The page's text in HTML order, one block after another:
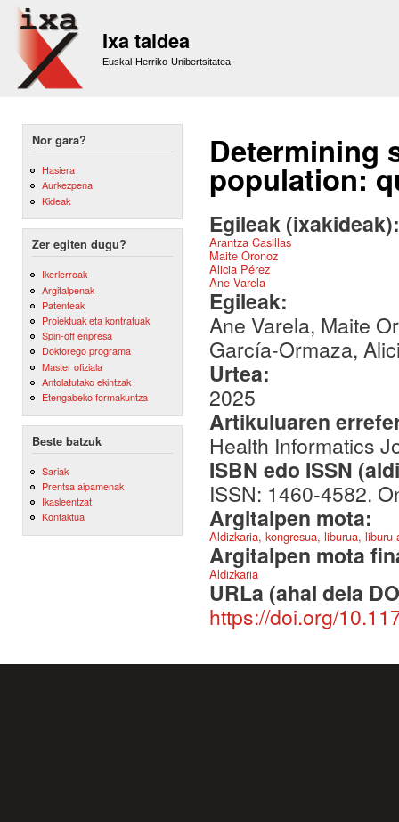
Ixa taldea
Euskal Herriko Unibertsitatea
Nor gara?
Hasiera
Aurkezpena
Kideak
Zer egiten dugu?
Ikerlerroak
Argitalpenak
Patenteak
Proiektuak eta kontratuak
Spin-off enpresa
Doktorego programa
Master ofiziala
Antolatutako ekintzak
Etengabeko formakuntza
Beste batzuk
Sariak
Prentsa aipamenak
Ikasleentzat
Kontaktua
Determining
population:
Egileak
Arantza Casillas
Maite Oronoz
Alicia Pérez
Ane Varela
Egileak:
Ane Varela, Maite
García-Ormaza,
Urtea:
2025
Artikuluaren
Health Informatics
ISBN edo ISSN
ISSN: 1460-4582.
Argitalpen mota:
Aldizkaria, kongresua, liburua,
Argitalpen mota
Aldizkaria
URLa (ahal dela
https://doi.org/